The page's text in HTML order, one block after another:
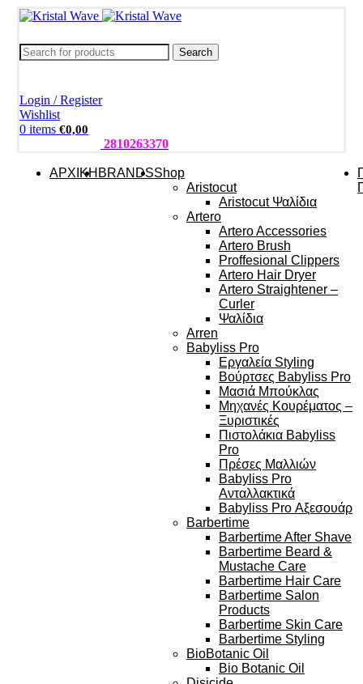
Search
Login / Register
Wishlist
0 items €0,00
2810263370
ΑΡΧΙΚΗ BRANDSShop
Aristocut
Aristocut Ψαλίδια
Artero
Artero Accessories
Artero Brush
Proffesional Clippers
Artero Hair Dryer
Artero Straightener –
Curler
Ψαλίδια
Arren
Babyliss Pro
Εργαλεία Styling
Βούρτσες Babyliss Pro
Μασιά Μπούκλας
Μηχανές Κουρέματος –
Ξυριστικές
Πιστολάκια Babyliss
Pro
Πρέσες Μαλλιών
Babyliss Pro
Ανταλλακτικά
Babyliss Pro Αξεσουάρ
Barbertime
Barbertime After Shave
Barbertime Beard &
Mustache Care
Barbertime Hair Care
Barbertime Salon
Products
Barbertime Skin Care
Barbertime Styling
BioBotanic Oil
Bio Botanic Oil